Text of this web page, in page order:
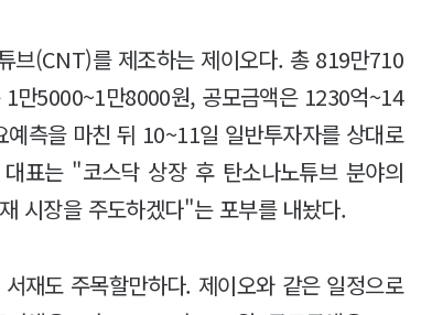
브(CNT)를 제조하는 제이오다. 총 819만710
만5000~1만8000원, 공모금액은 1230억~14
측을 마친 뒤 10~11일 일반투자자를 상대로
표는 "코스닥 상장 후 탄소나노튜브 분야의
시장을 주도하겠다"는 포부를 내놨다.
재도 주목할만하다. 제이오와 같은 일정으로